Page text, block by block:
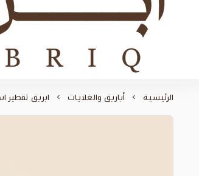
الرئيسية أباريق والغلايات ابريق تقطير